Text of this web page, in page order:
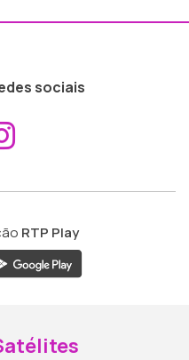
sociais
ao
RTP Play